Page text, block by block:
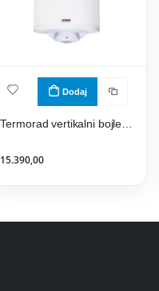
Dodaj
15.390,00